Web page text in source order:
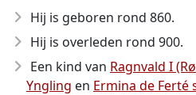
Hij is geboren rond 860.
Hij is overleden rond 900.
Een kind van Ragnvald I
Yngling en Ermina de Ferté